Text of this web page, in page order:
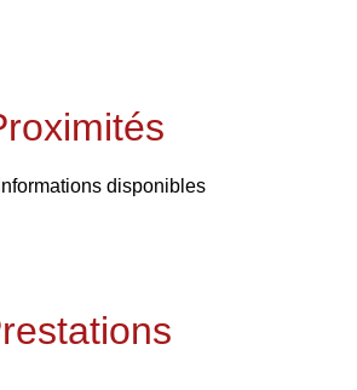
disponibles